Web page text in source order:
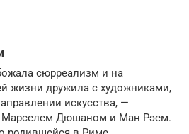
сюрреализм и на
жизни дружила с художниками,
искусства, —
Марселем Дюшаном и Ман Рэем.